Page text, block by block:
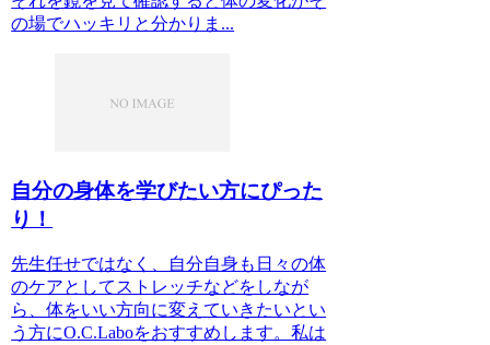
の場でハッキリと分かりま...
自分の身体を学びたい方にぴった
り！
先生任せではなく、自分自身も日々の体
のケアとしてストレッチなどをしなが
ら、体をいい方向に変えていきたいとい
う方にO.C.Laboをおすすめします。私は